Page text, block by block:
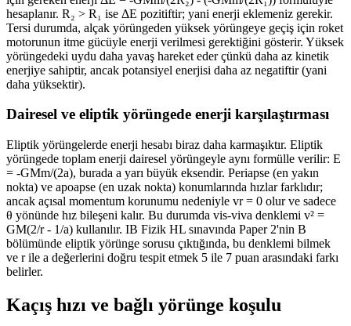
hesaplanır. R₂ > R₁ ise ΔE pozitiftir; yani enerji eklemeniz gerekir.
Tersi durumda, alçak yörüngeden yüksek yörüngeye geçiş için roket
motorunun itme gücüyle enerji verilmesi gerektiğini gösterir. Yüksek
yörüngedeki uydu daha yavaş hareket eder çünkü daha az kinetik
enerjiye sahiptir, ancak potansiyel enerjisi daha az negatiftir (yani
daha yüksektir).
Dairesel ve eliptik yörüngede enerji karşılaştırması
Eliptik yörüngelerde enerji hesabı biraz daha karmaşıktır. Eliptik
yörüngede toplam enerji dairesel yörüngeyle aynı formülle verilir: E
= -GMm/(2a), burada a yarı büyük eksendir. Periapse (en yakın
nokta) ve apoapse (en uzak nokta) konumlarında hızlar farklıdır;
ancak açısal momentum korunumu nedeniyle vr = 0 olur ve sadece
θ yönünde hız bileşeni kalır. Bu durumda vis-viva denklemi v² =
GM(2/r - 1/a) kullanılır. IB Fizik HL sınavında Paper 2'nin B
bölümünde eliptik yörünge sorusu çıktığında, bu denklemi bilmek
ve r ile a değerlerini doğru tespit etmek 5 ile 7 puan arasındaki farkı
belirler.
Kaçış hızı ve bağlı yörünge koşulu